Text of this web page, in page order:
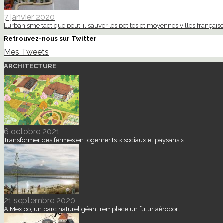
7 janvier 2020
L’urbanisme tactique peut-il sauver les petites et moyennes villes
Retrouvez-nous sur Twitter
Mes Tweets
ARCHITECTURE
6 octobre 2021
Transformer des fermes en logements « sociaux et paysans »
21 septembre 2020
A Mexico, un parc naturel géant remplace un futur aéroport